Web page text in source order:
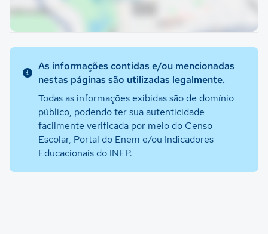
As informações contidas e/ou mencionadas
nestas páginas são utilizadas legalmente.
Todas as informações exibidas são de domínio
público, podendo ter sua autenticidade
facilmente verificada por meio do Censo
Escolar, Portal do Enem e/ou Indicadores
Educacionais do INEP.